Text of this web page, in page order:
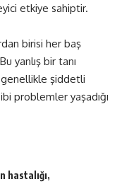
etkiye sahiptir.
birisi her baş
yanlış bir tanı
genellikle şiddetli
problemler yaşadığı
hastalığı